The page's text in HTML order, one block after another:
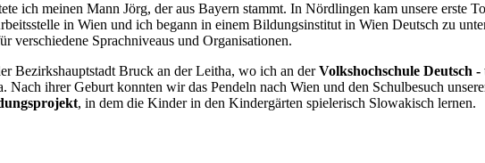
ich meinen Mann Jörg, der aus Bayern stammt. In Nördlingen kam unsere
in Wien und ich begann in einem Bildungsinstitut in Wien Deutsch zu
verschiedene Sprachniveaus und Organisationen.
Bezirkshauptstadt Bruck an der Leitha, wo ich an derVolkshochschule Deutsch
Nach ihrer Geburt konnten wir das Pendeln nach Wien und den Schulbesuch
, in dem die Kinder in den Kindergärten spielerisch Slowakisch lernen.